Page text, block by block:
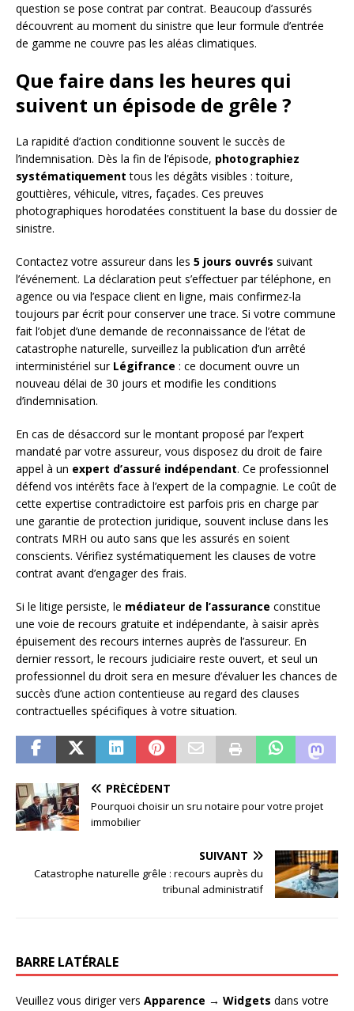
question se pose contrat par contrat. Beaucoup d’assurés
découvrent au moment du sinistre que leur formule d’entrée
de gamme ne couvre pas les aléas climatiques.
Que faire dans les heures qui
suivent un épisode de grêle ?
La rapidité d’action conditionne souvent le succès de
l’indemnisation. Dès la fin de l’épisode, photographiez
systématiquement tous les dégâts visibles : toiture,
gouttières, véhicule, vitres, façades. Ces preuves
photographiques horodatées constituent la base du dossier de
sinistre.
Contactez votre assureur dans les 5 jours ouvrés suivant
l’événement. La déclaration peut s’effectuer par téléphone, en
agence ou via l’espace client en ligne, mais confirmez-la
toujours par écrit pour conserver une trace. Si votre commune
fait l’objet d’une demande de reconnaissance de l’état de
catastrophe naturelle, surveillez la publication d’un arrêté
interministériel sur Légifrance : ce document ouvre un
nouveau délai de 30 jours et modifie les conditions
d’indemnisation.
En cas de désaccord sur le montant proposé par l’expert
mandaté par votre assureur, vous disposez du droit de faire
appel à un expert d’assuré indépendant. Ce professionnel
défend vos intérêts face à l’expert de la compagnie. Le coût de
cette expertise contradictoire est parfois pris en charge par
une garantie de protection juridique, souvent incluse dans les
contrats MRH ou auto sans que les assurés en soient
conscients. Vérifiez systématiquement les clauses de votre
contrat avant d’engager des frais.
Si le litige persiste, le médiateur de l’assurance constitue
une voie de recours gratuite et indépendante, à saisir après
épuisement des recours internes auprès de l’assureur. En
dernier ressort, le recours judiciaire reste ouvert, et seul un
professionnel du droit sera en mesure d’évaluer les chances de
succès d’une action contentieuse au regard des clauses
contractuelles spécifiques à votre situation.
PRÉCÉDENT
Pourquoi choisir un sru notaire pour votre projet
immobilier
SUIVANT
Catastrophe naturelle grêle : recours auprès du
tribunal administratif
BARRE LATÉRALE
Veuillez vous diriger vers Apparence → Widgets dans votre